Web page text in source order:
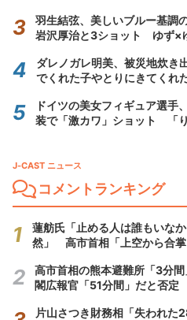
羽生結弦、美しいブルー基調
岩沢厚治と3ショット ゆず×
ダレノガレ明美、被災地炊き
でくれた子やとりにきてくれ
ドイツの美女フィギュア選手
装で「激カワ」ショット 「
J-CAST ニュース
コメントランキング
蓮舫氏「止める人は誰もいな
然」 高市首相「上空から合
高市首相の熊本避難所「3分
閣広報官「51分間」だと否定
片山さつき財務相「失われ